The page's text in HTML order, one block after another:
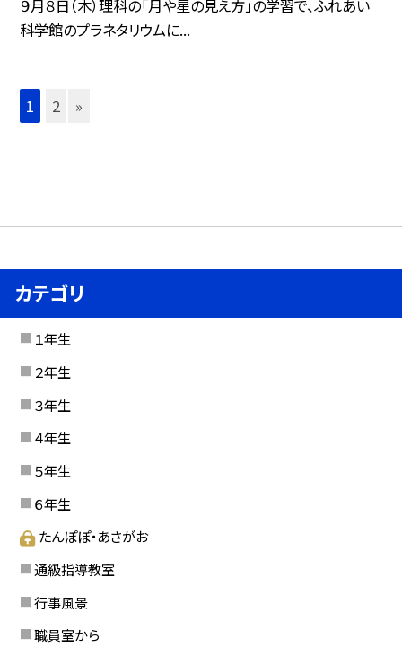
９月８日（木）理科の「月や星の見え方」の学習で、ふれあい
科学館のプラネタリウムに...
1 2 »
カテゴリ
１年生
２年生
３年生
４年生
５年生
６年生
たんぽぽ・あさがお
通級指導教室
行事風景
職員室から